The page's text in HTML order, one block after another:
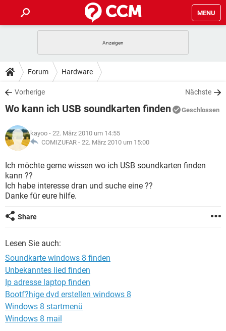
MENU
ANDROID
WINDOWS 10
WHATSAPP TIKTOK
FACEBOOK
TIPPS & TRICKS
SPIELE
WHATSAPP
FACEBOOK
DOWNLOADS
SPIELE STREAMING
ANDROID
WINDOWS 10 INSTAGRAM
WHATSAPP TIKTOK
FACEBOOK
SPIELE
ANDROID
WINDOWS 10 INSTAGRAM
WHATSAPP TIKTOK
LEXIKON
SPIELE STREAMING
ANDROID
WINDOWS 10
WHATSAPP
Forum Hardware
Vorherige Nächste
Wo kann ich USB soundkarten finden Geschlossen
kayoo - 22. März 2010 um 14:55
COMIZUFAR - 22. März 2010 um 15:00
Ich möchte gerne wissen wo ich USB soundkarten finden
kann ??
Ich habe interesse dran und suche eine ??
Danke für eure hilfe.
Share
Lesen Sie auch:
Soundkarte windows 8 finden
Unbekanntes lied finden
Ip adresse laptop finden
Bootf?hige dvd erstellen windows 8
Windows 8 startmenü
Windows 8 mail